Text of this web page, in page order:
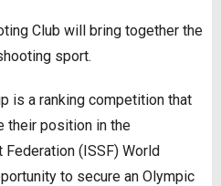
Club will bring together the
sport.
is a ranking competition that
their position in the
(ISSF) World
to secure an Olympic